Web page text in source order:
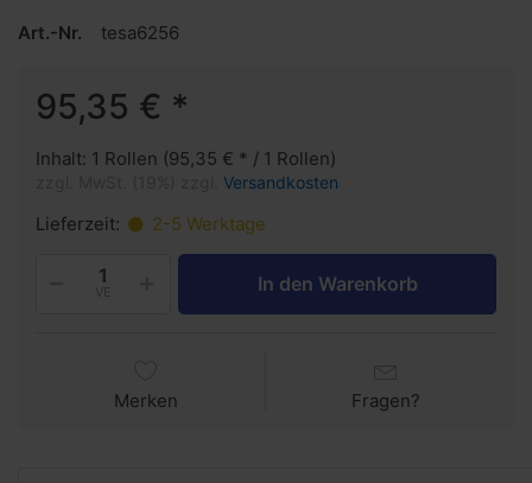
Art.-Nr.
tesa6256
95,35 € *
Inhalt: 1 Rollen (95,35 € * / 1 Rollen)
Versandkosten
Lieferzeit: 2-5 Werktage
VE In den Warenkorb
Merken Fragen?